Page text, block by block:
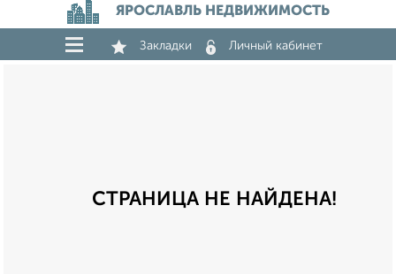
ЯРОСЛАВЛЬ НЕДВИЖИМОСТЬ
Закладки Личный кабинет
СТРАНИЦА НЕ НАЙДЕНА!